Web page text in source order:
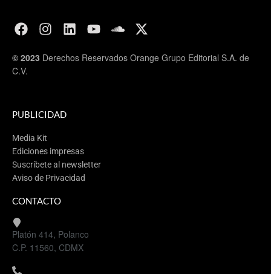
© 2023 Derechos Reservados Orange Grupo Editorial S.A. de
C.V.
PUBLICIDAD
Media Kit
Ediciones impresas
Suscríbete al newsletter
Aviso de Privacidad
CONTACTO
Platón 414, Polanco
C.P. 11560, CDMX